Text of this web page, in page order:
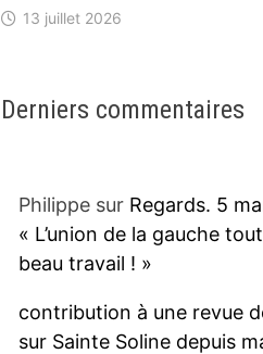
13 juillet 2026
Derniers commentaires
Philippesur Regards. 5
« L’union de la gauche
beau travail ! »
contribution à une revue
sur Sainte Soline depuis